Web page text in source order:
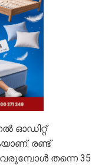
ഓഡിറ്റ്
രണ്ട്
തന്നെ 35